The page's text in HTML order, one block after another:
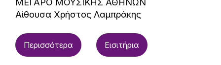
ΜΕΓΑΡΟ ΜΟΥΣΙΚΗΣ ΑΘΗΝΩΝ
Αίθουσα Χρήστος Λαμπράκης
Περισσότερα Εισιτήρια